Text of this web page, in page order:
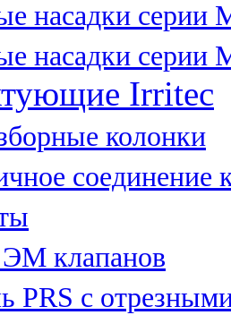
насадки серии
насадки серии
Irritec
колонки
соединение
клапанов
PRS с